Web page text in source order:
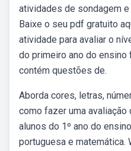
atividades de sondagem
Baixe o seu pdf gratuito
atividade para avaliar o
do primeiro ano do ensino
contém questões de.
Aborda cores, letras,
como fazer uma
alunos do 1º ano do
portuguesa e matemática.